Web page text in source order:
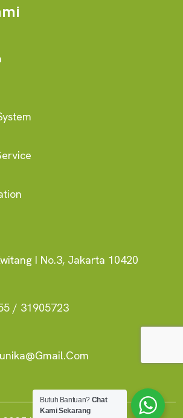
I No.3, Jakarta 10420
/ 31905723
Butuh Bantuan? Chat
Kami Sekarang